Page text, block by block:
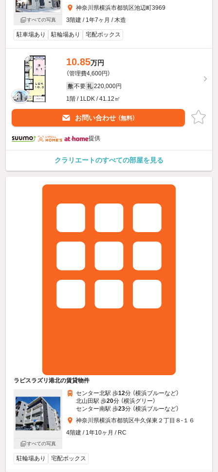
すべての写真
神奈川県横浜市都筑区池辺町3969
3階建 / 1年7ヶ月 / 木造
駐車場あり 駐輪場あり 宅配ボックス
10.85万円
（管理費4,600円）
敷 不要 礼 220,000円
1階 / 1LDK / 41.12㎡
お問い合わせ （無料）
提供
クラリエートのすべての部屋を見る
ラピスラズリ港北の賃貸物件
すべての写真
センター北駅 歩12分 （横浜ブルーなど）
北山田駅 歩20分 （横浜グリー）
センター南駅 歩23分 （横浜ブルーなど）
神奈川県横浜市都筑区牛久保東２丁目８-１６
4階建 / 1年10ヶ月 / RC
駐輪場あり 宅配ボックス